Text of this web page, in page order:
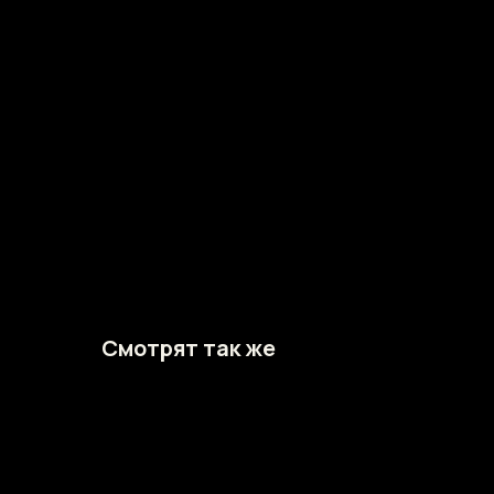
Смотрят так же